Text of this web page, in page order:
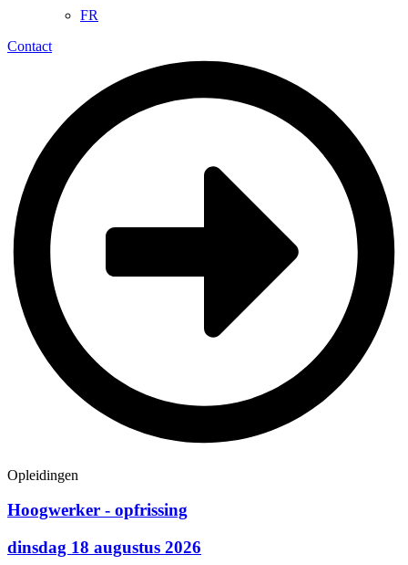
FR
Contact
Opleidingen
Hoogwerker - opfrissing
dinsdag 18 augustus 2026